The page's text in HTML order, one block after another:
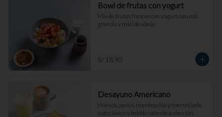
Bowl de frutas con yogurt
Mix de frutas frescas con yogurt natural,
granola y miel de abeja.
S/ 18.90
Desayuno Americano
Huevos, panes, mantequilla y mermelada,
jugo clásico y bebida caliente a elección.